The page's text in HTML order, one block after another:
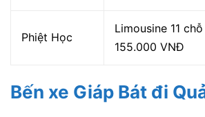
Phiệt Học
Limousine 11 chỗ
155.000 VNĐ
Bến xe Giáp Bát đi